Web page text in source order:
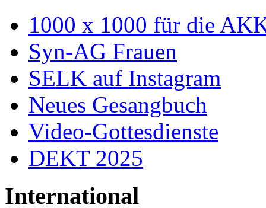
1000 x 1000 für die
Syn-AG Frauen
SELK auf Instagram
Neues Gesangbuch
Video-Gottesdienste
DEKT 2025
International